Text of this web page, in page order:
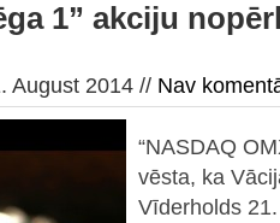
1” akciju
August 2014 // Nav
“NASDAQ
vēsta, ka
Vīderholds